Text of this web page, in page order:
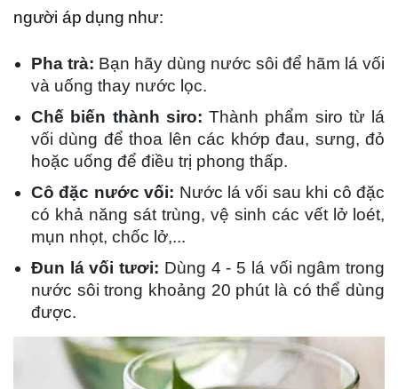
người áp dụng như:
Pha trà: Bạn hãy dùng nước sôi để hãm lá vối
và uống thay nước lọc.
Chế biến thành siro: Thành phẩm siro từ lá
vối dùng để thoa lên các khớp đau, sưng, đỏ
hoặc uống để điều trị phong thấp.
Cô đặc nước vối: Nước lá vối sau khi cô đặc
có khả năng sát trùng, vệ sinh các vết lở loét,
mụn nhọt, chốc lở,...
Đun lá vối tươi: Dùng 4 - 5 lá vối ngâm trong
nước sôi trong khoảng 20 phút là có thể dùng
được.